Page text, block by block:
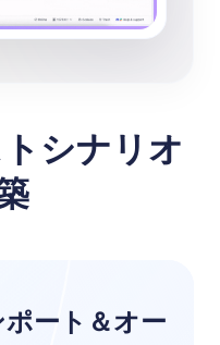
シナリオ
ート＆オー